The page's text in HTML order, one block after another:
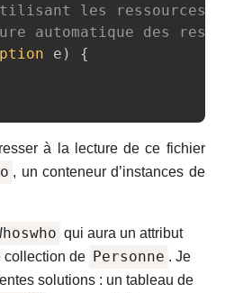
les ressources
automatique des
e ) {
à la lecture de ce fichier
, un conteneur d’instances de
qui aura un attribut
collection de Personne . Je
solutions : un tableau de